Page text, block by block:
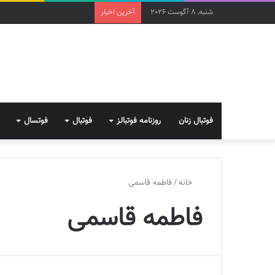
شنبه, 8 آگوست 2026 آخرین اخبار
فوتبال زنان روزنامه فوتبالز فوتبال فوتسال
خانه/ فاطمه قاسمی
فاطمه قاسمی